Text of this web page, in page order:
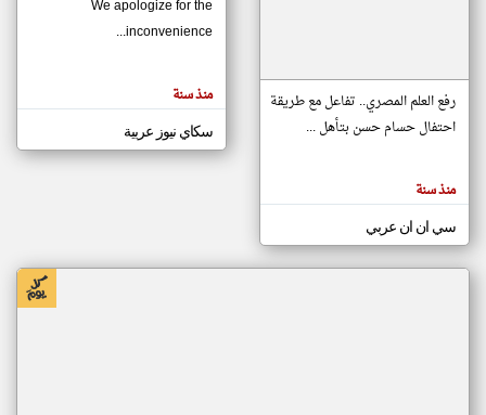
مصادر الأخبار من موريتانيا
اخبار موريتانيا على مدار الساعة
أهم اخبار موريتانيا العاجلة والمباشرة
المقالات
الموجوده
هنا عن
رفع العلم المصري.. تفاعل مع طريقة
احتفال حسام حسن بتأهل ...
منذ سنة
سي ان ان عربي
We apologize for the
inconvenience...
منذ سنة
سكاي نيوز عربية
klyoum.com